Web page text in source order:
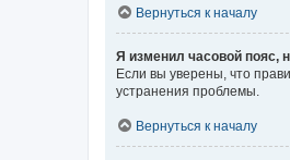
Вернуться к началу
Я изменил часовой пояс,
Если вы уверены, что
устранения проблемы.
Вернуться к началу